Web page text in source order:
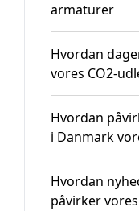
armaturer
Hvordan
vores CO2-
Hvordan
i Danmark
Hvordan
påvirker